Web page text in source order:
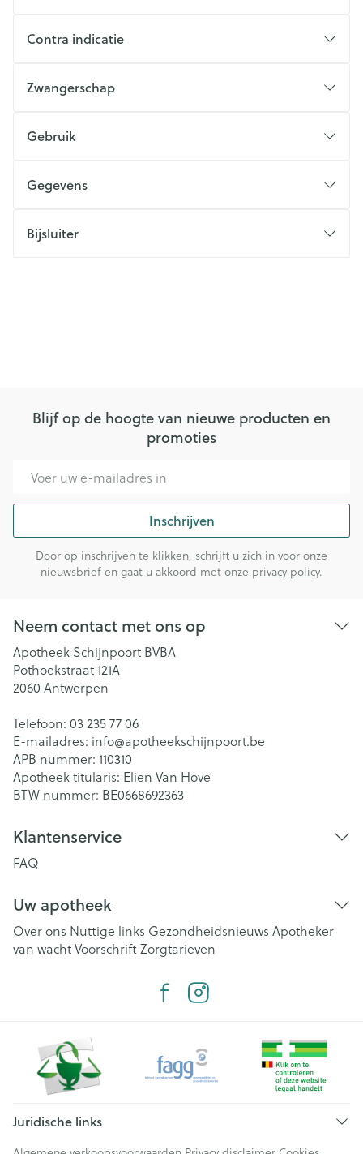
Contra indicatie
Zwangerschap
Gebruik
Gegevens
Bijsluiter
Blijf op de hoogte van nieuwe producten en
promoties
Inschrijven
Door op inschrijven te klikken, schrijft u zich in voor onze
nieuwsbrief en gaat u akkoord met onze privacy policy.
Neem contact met ons op
Apotheek Schijnpoort BVBA
Pothoekstraat 121A
2060 Antwerpen
Telefoon: 03 235 77 06
E-mailadres: info@apotheekschijnpoort.be
APB nummer: 110310
Apotheek titularis: Elien Van Hove
BTW nummer: BE0668692363
Klantenservice
FAQ
Uw apotheek
Over ons Nuttige links Gezondheidsnieuws Apotheker
van wachtVoorschriftZorgtarieven
Juridische links